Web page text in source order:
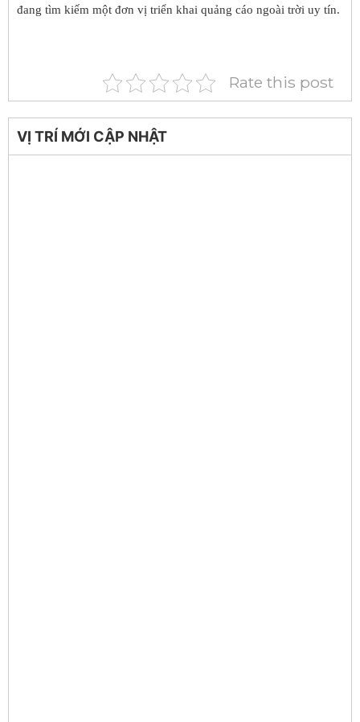
đang tìm kiếm một đơn vị triển khai quảng cáo ngoài trời uy tín.
Rate this post
VỊ TRÍ MỚI CẬP NHẬT